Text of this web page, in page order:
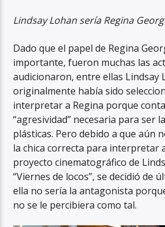
Lindsay Lohan sería Regina
Dado que el papel de Regina
importante, fueron muchas las
audicionaron, entre ellas Lindsay
originalmente había sido
interpretar a Regina porque
“agresividad” necesaria para ser
plásticas. Pero debido a que aún
la chica correcta para interpretar
proyecto cinematográfico de
“Viernes de locos”, se decidió de
ella no sería la antagonista
no se le percibiera como tal.